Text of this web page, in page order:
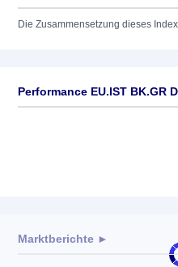
Die Zusammensetzung dieses
Performance EU.IST BK.GR
Marktberichte ►